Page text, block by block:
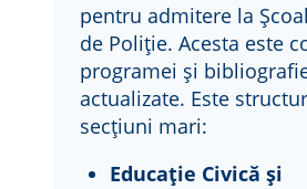
pentru admitere la
de Poliție. Acesta este
programei și
actualizate. Este
secțiuni mari:
Educație Civică și